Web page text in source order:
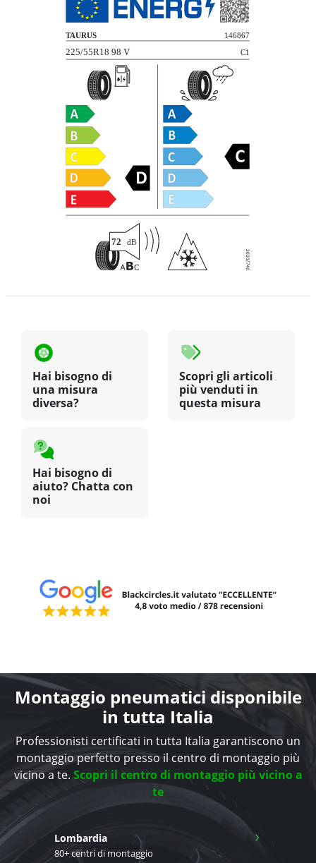
Hai bisogno di
una misura
diversa?
Scopri gli articoli
più venduti in
questa misura
Hai bisogno di
aiuto? Chatta con
noi
Montaggio pneumatici disponibile
in tutta Italia
Professionisti certificati in tutta Italia garantiscono un
montaggio perfetto presso il centro di montaggio più
vicino a te. Scopri il centro di montaggio più vicino a
te
Lombardia
80+ centri di montaggio
›